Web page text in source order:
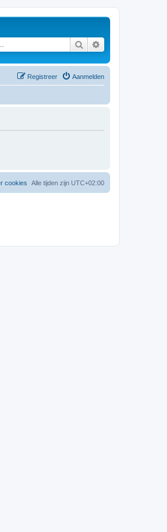
Zoek
Aanmelden
Registreer
Alle tijden zijn UTC+02:00
cookies